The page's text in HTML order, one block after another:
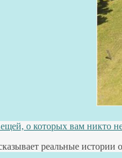
о которых вам никто
реальные